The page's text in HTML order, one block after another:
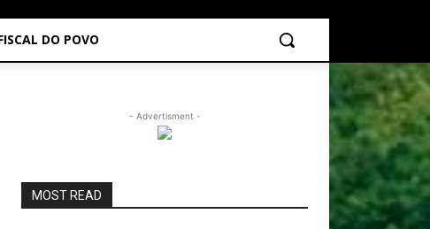
DO POVO
- Advertisment -
MOST READ